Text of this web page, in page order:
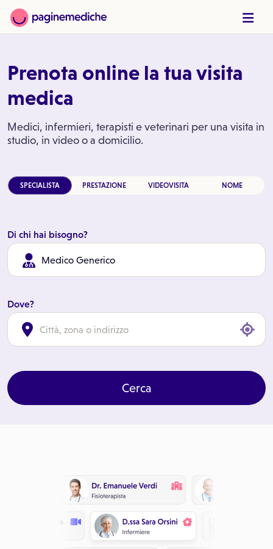
Prenota online la tua visita
medica
Medici, infermieri, terapisti e veterinari per una visita in
studio, in video o a domicilio.
SPECIALISTA PRESTAZIONE VIDEOVISITA NOME
Di chi hai bisogno?
Dove?
Cerca